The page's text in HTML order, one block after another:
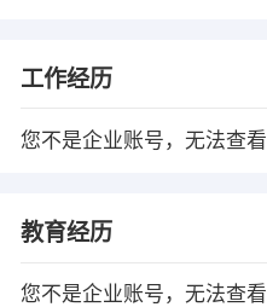
工作经历
您不是企业账号，无法查看
教育经历
您不是企业账号，无法查看